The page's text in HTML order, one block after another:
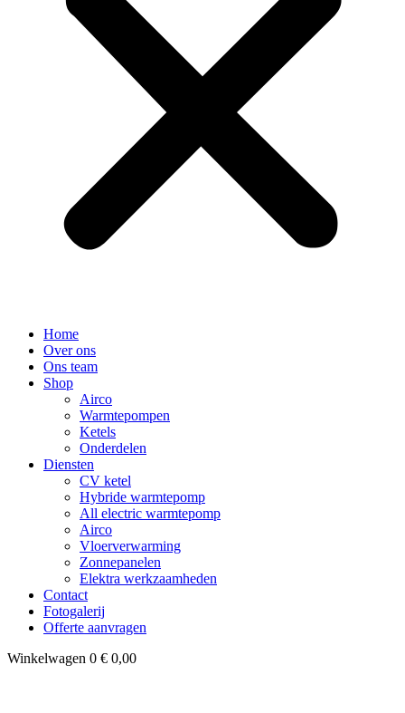
Home
Over ons
Ons team
Shop
Airco
Warmtepompen
Ketels
Onderdelen
Diensten
CV ketel
Hybride warmtepomp
All electric warmtepomp
Airco
Vloerverwarming
Zonnepanelen
Elektra werkzaamheden
Contact
Fotogalerij
Offerte aanvragen
Winkelwagen 0 € 0,00